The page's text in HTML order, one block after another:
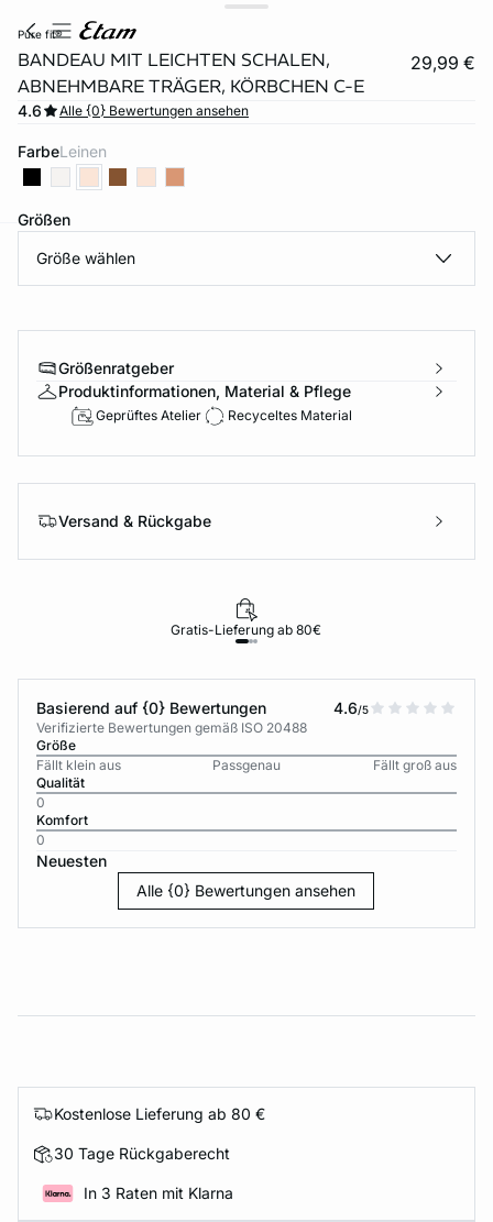
pure fit®
BANDEAU MIT LEICHTEN SCHALEN,
ABNEHMBARE TRÄGER, KÖRBCHEN C-E
29,99 €
4.6 Alle {0} Bewertungen ansehen
Farbe leinen
Größen
Größe wählen
Größenratgeber
Produktinformationen, Material & Pflege
Geprüftes Atelier Recyceltes Material
Versand & Rückgabe
Gratis-Lieferung ab 80€
Basierend auf {0} Bewertungen 4.6/5
Verifizierte Bewertungen gemäß ISO 20488
Größe
Fällt klein aus
Passgenau
Fällt groß aus
Qualität
0
Komfort
0
Neuesten
Alle {0} Bewertungen ansehen
Kostenlose Lieferung ab 80 €
30 Tage Rückgaberecht
In 3 Raten mit Klarna